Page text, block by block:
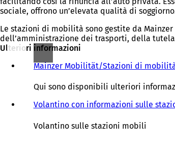
sociale, offrono un’elevata qualità di
Le stazioni di mobilità sono gestite da
dell’amministrazione dei trasporti, della
Ulteriori informazioni
Mainzer Mobilität/Stazioni di
Qui sono disponibili ulteriori
Volantino con informazioni sulle
Volantino sulle stazioni mobili